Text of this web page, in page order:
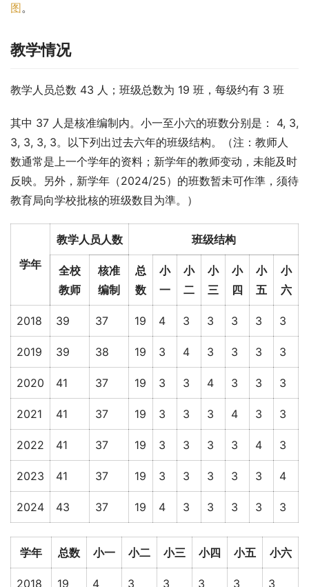
图。
教学情况
教学人员总数 43 人；班级总数为 19 班，每级约有 3 班
其中 37 人是核准编制内。小一至小六的班数分别是： 4, 3,
3, 3, 3, 3。以下列出过去六年的班级结构。（注：教师人
数通常是上一个学年的资料；新学年的教师变动，未能及时
反映。另外，新学年（2024/25）的班数暂未可作準，须待
教育局向学校批核的班级数目为準。）
学年
教学人员人数 班级结构
全校
教师
核准
编制
总
数
小
一
小
二
小
三
小
四
小
五
小
六
2018 39 37 19 4 3 3 3 3 3
2019 39 38 19 3 4 3 3 3 3
2020 41 37 19 3 3 4 3 3 3
2021 41 37 19 3 3 3 4 3 3
2022 41 37 19 3 3 3 3 4 3
2023 41 37 19 3 3 3 3 3 4
2024 43 37 19 4 3 3 3 3 3
学年 总数 小一 小二 小三 小四 小五 小六
2018 19 4 3 3 3 3 3